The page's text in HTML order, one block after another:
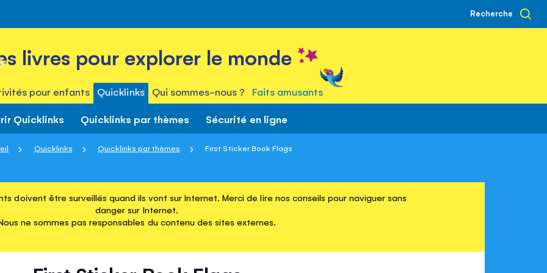
Recherche
livres pour explorer le monde
pour enfants Quicklinks Qui sommes-nous ? Faits amusants
Quicklinks Quicklinks par thèmes Sécurité en ligne
Quicklinks Quicklinks par thèmes First Sticker Book Flags
doivent être surveillés quand ils vont sur Internet. Merci de lire nos conseils pour naviguer sans
danger sur Internet.
ne sommes pas responsables du contenu des sites externes.